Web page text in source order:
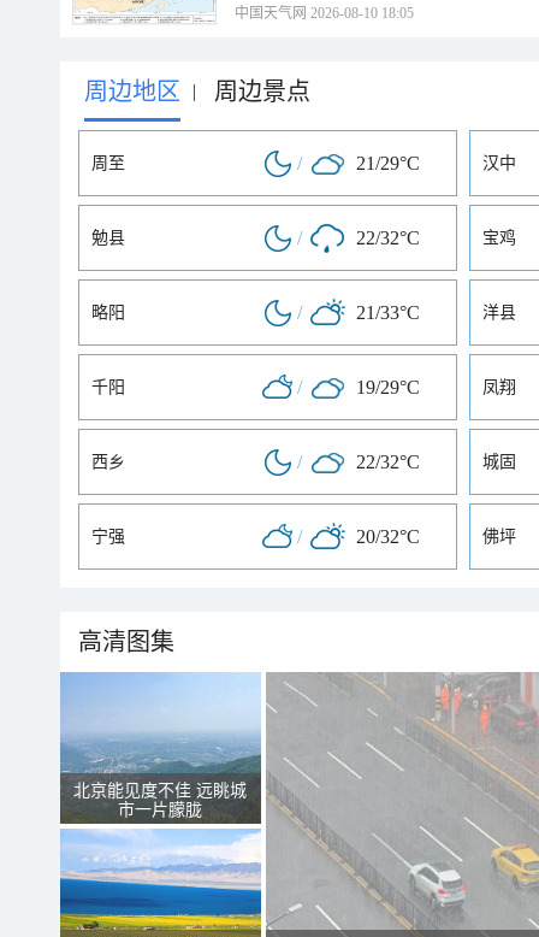
中国天气网 2026-08-10 18:05
周边地区 | 周边景点
周至 / 21/29°C 汉中
勉县 / 22/32°C 宝鸡
略阳 / 21/33°C 洋县
千阳 / 19/29°C 凤翔
西乡 / 22/32°C 城固
宁强 / 20/32°C 佛坪
高清图集
北京能见度不佳 远眺城
市一片朦胧